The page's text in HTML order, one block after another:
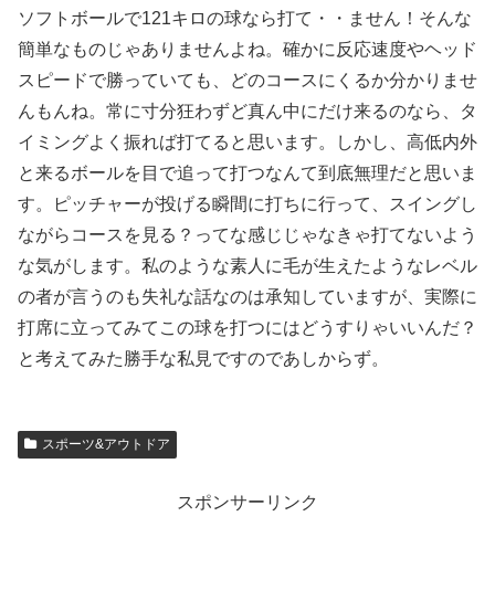
ソフトボールで121キロの球なら打て・・ません！そんな
簡単なものじゃありませんよね。確かに反応速度やヘッド
スピードで勝っていても、どのコースにくるか分かりませ
んもんね。常に寸分狂わずど真ん中にだけ来るのなら、タ
イミングよく振れば打てると思います。しかし、高低内外
と来るボールを目で追って打つなんて到底無理だと思いま
す。ピッチャーが投げる瞬間に打ちに行って、スイングし
ながらコースを見る？ってな感じじゃなきゃ打てないよう
な気がします。私のような素人に毛が生えたようなレベル
の者が言うのも失礼な話なのは承知していますが、実際に
打席に立ってみてこの球を打つにはどうすりゃいいんだ？
と考えてみた勝手な私見ですのであしからず。
スポーツ&アウトドア
スポンサーリンク